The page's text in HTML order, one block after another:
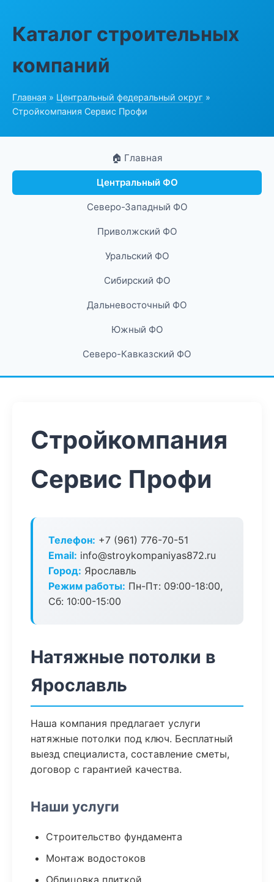
Каталог строительных
компаний
Главная » Центральный федеральный округ »
Стройкомпания Сервис Профи
🏠 Главная
Центральный ФО
Северо-Западный ФО
Приволжский ФО
Уральский ФО
Сибирский ФО
Дальневосточный ФО
Южный ФО
Северо-Кавказский ФО
Стройкомпания
Сервис Профи
Телефон: +7 (961) 776-70-51
Email: info@stroykompaniyas872.ru
Город: Ярославль
Режим работы: Пн-Пт: 09:00-18:00,
Сб: 10:00-15:00
Натяжные потолки в
Ярославль
Наша компания предлагает услуги
натяжные потолки под ключ. Бесплатный
выезд специалиста, составление сметы,
договор с гарантией качества.
Наши услуги
Строительство фундамента
Монтаж водостоков
Облицовка плиткой